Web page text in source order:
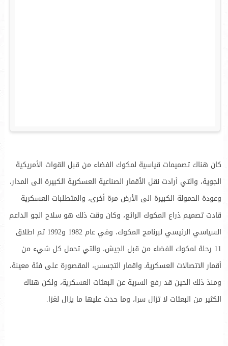
كان هناك تصميمات قياسية لمكوك الفضاء من قبل القوات الأمريكية
الجوية، والتي أرادت نقل الأقمار الصناعية العسكرية الكبيرة الى المدار،
وعودة الحمولة الكبيرة الى الأرض مرة أخرى، والمتطلبات العسكرية
قادت تصميم ذراع المكوك الرائع، وكان وقت ذلك هو سلاح الجو الداعم
السياسي الرئيسي لبرنامج المكوك، وفي عام 1982 و1992 تم اطلاق
11 رحلة لمكوك الفضاء من قبل الجيش، والتي تحمل كل شيء من
أقمار الاتصالات العسكريةـ واقمار التجسس، المقصورة على فئة معينة،
ومنذ ذلك الحين قد رفع السرية عن البعثات العسكرية، ولكن هناك
الكثير من البعثات لا تزال سرا، وما حدث عليها ما يزال لغزا.